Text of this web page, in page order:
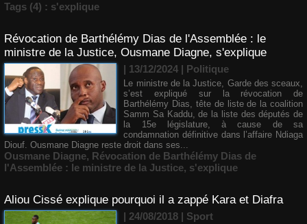
Tags (4) : s'explique
Révocation de Barthélémy Dias de l'Assemblée : le
ministre de la Justice, Ousmane Diagne, s'explique
| 13/12/2024 | Politique
Le ministre de la Justice, Garde des sceaux,
s’est expliqué sur la révocation de
Barthélémy Dias, tête de liste de la coalition
Samm Sa Kaddu, de la liste des députés de
la 15e législature, à cause de sa
condamnation définitive dans l’affaire Ndiaga
Diouf. Ousmane Diagne reste droit dans ses...
Ousmane Diagne, Révocation de Barthélémy Dias de
l'Assemblée : le ministre de la Justice, s'explique
Aliou Cissé explique pourquoi il a zappé Kara et Diafra
| 24/08/2018 | Sport